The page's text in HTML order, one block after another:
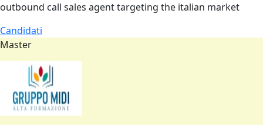
outbound call sales agent targeting the italian market
Candidati
Master